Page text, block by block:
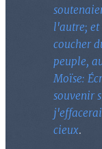
l'autre; et
coucher
peuple,
Moïse:
souvenir
cieux.